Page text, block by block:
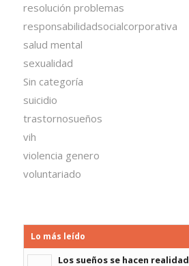
resolución problemas
responsabilidadsocialcorporativa
salud mental
sexualidad
Sin categoría
suicidio
trastornosueños
vih
violencia genero
voluntariado
Lo más leído
Los sueños se hacen realidad